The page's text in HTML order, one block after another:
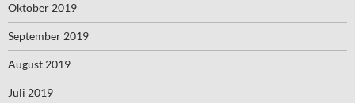
Oktober 2019
September 2019
August 2019
Juli 2019